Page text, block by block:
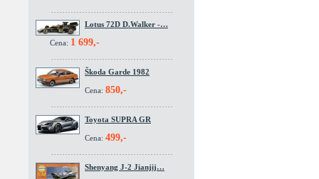
Lotus 72D D.Walker -…
Cena: 1 699,-
Škoda Garde 1982
Cena: 850,-
Toyota SUPRA GR
Cena: 499,-
Shenyang J-2 Jianjij…